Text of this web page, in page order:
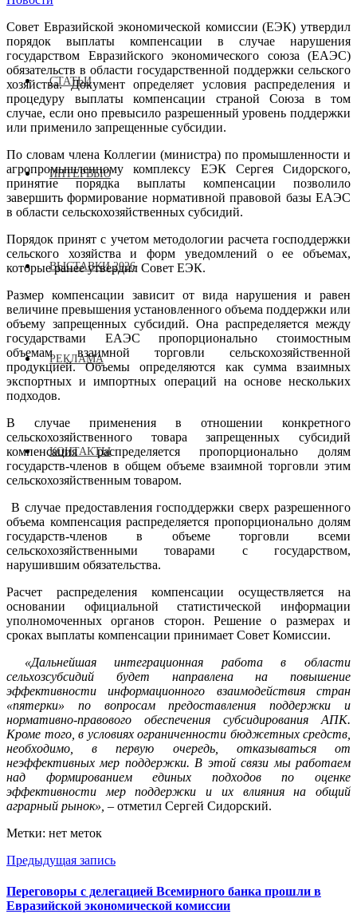
СТАТЬИ
ИНТЕРВЬЮ
ВЫСТАВКИ 2026
РЕКЛАМА
КОНТАКТЫ
Совет Евразийской экономической комиссии (ЕЭК) утвердил
порядок выплаты компенсации в случае нарушения
государством Евразийского экономического союза (ЕАЭС)
обязательств в области государственной поддержки сельского
хозяйства. Документ определяет условия распределения и
процедуру выплаты компенсации страной Союза в том
случае, если оно превысило разрешенный уровень поддержки
или применило запрещенные субсидии.
По словам члена Коллегии (министра) по промышленности и
агропромышленному комплексу ЕЭК Сергея Сидорского,
принятие порядка выплаты компенсации позволило
завершить формирование нормативной правовой базы ЕАЭС
в области сельскохозяйственных субсидий.
Порядок принят с учетом методологии расчета господдержки
сельского хозяйства и форм уведомлений о ее объемах,
которые ранее утвердил Совет ЕЭК.
Размер компенсации зависит от вида нарушения и равен
величине превышения установленного объема поддержки или
объему запрещенных субсидий. Она распределяется между
государствами ЕАЭС пропорционально стоимостным
объемам взаимной торговли сельскохозяйственной
продукцией. Объемы определяются как сумма взаимных
экспортных и импортных операций на основе нескольких
подходов.
В случае применения в отношении конкретного
сельскохозяйственного товара запрещенных субсидий
компенсация распределяется пропорционально долям
государств-членов в общем объеме взаимной торговли этим
сельскохозяйственным товаром.
В случае предоставления господдержки сверх разрешенного
объема компенсация распределяется пропорционально долям
государств-членов в объеме торговли всеми
сельскохозяйственными товарами с государством,
нарушившим обязательства.
Расчет распределения компенсации осуществляется на
основании официальной статистической информации
уполномоченных органов сторон. Решение о размерах и
сроках выплаты компенсации принимает Совет Комиссии.
«Дальнейшая интеграционная работа в области
сельхозсубсидий будет направлена на повышение
эффективности информационного взаимодействия стран
«пятерки» по вопросам предоставления поддержки и
нормативно-правового обеспечения субсидирования АПК.
Кроме того, в условиях ограниченности бюджетных средств,
необходимо, в первую очередь, отказываться от
неэффективных мер поддержки. В этой связи мы работаем
над формированием единых подходов по оценке
эффективности мер поддержки и их влияния на общий
аграрный рынок», – отметил Сергей Сидорский.
Метки: нет меток
Предыдущая запись
Переговоры с делегацией Всемирного банка прошли в
Евразийской экономической комиссии